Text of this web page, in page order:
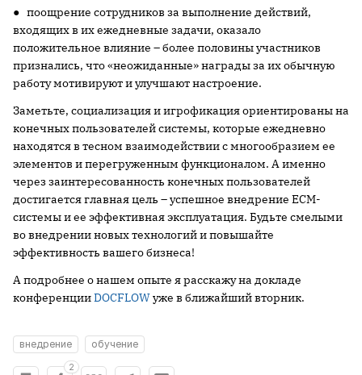
● поощрение сотрудников за выполнение действий,
входящих в их ежедневные задачи, оказало
положительное влияние – более половины участников
признались, что «неожиданные» награды за их обычную
работу мотивируют и улучшают настроение.
Заметьте, социализация и игрофикация ориентированы на
конечных пользователей системы, которые ежедневно
находятся в тесном взаимодействии с многообразием ее
элементов и перегруженным функционалом. А именно
через заинтересованность конечных пользователей
достигается главная цель – успешное внедрение ECM-
системы и ее эффективная эксплуатация. Будьте смелыми
во внедрении новых технологий и повышайте
эффективность вашего бизнеса!
А подробнее о нашем опыте я расскажу на докладе
конференцииDOCFLOWуже в ближайший вторник.
внедрение обучение
2